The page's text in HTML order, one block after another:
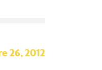
26, 2012